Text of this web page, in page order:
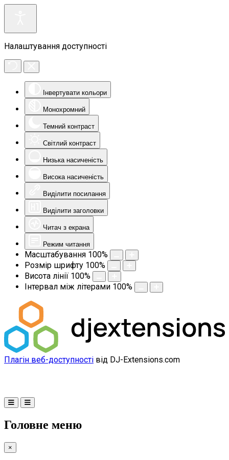
Налаштування доступності
Інвертувати кольори
Монохромний
Темний контраст
Світлий контраст
Низька насиченість
Висока насиченість
Виділити посилання
Виділити заголовки
Читач з екрана
Режим читання
Масштабування 100%
Розмір шрифту 100%
Висота лінії 100%
Інтервал між літерами 100%
Плагін веб-доступності від DJ-Extensions.com
Головне меню
×